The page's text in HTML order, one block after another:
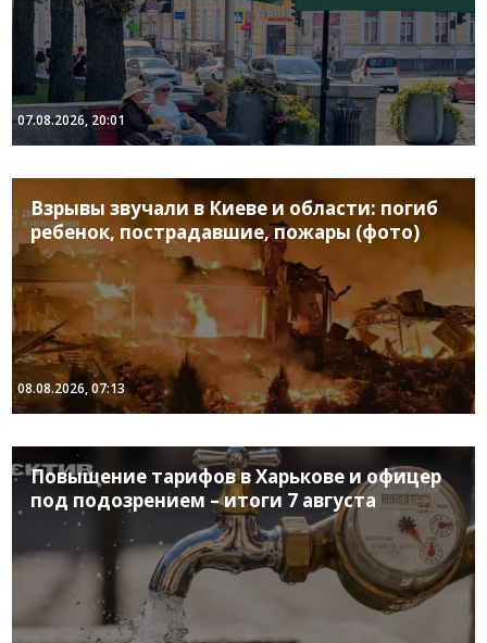
07.08.2026, 20:01
Взрывы звучали в Киеве и области: погиб
ребенок, пострадавшие, пожары (фото)
08.08.2026, 07:13
Повышение тарифов в Харькове и офицер
под подозрением – итоги 7 августа